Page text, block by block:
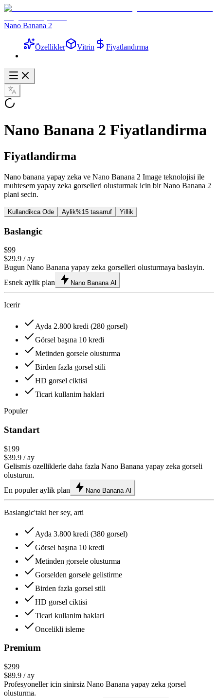
Nano Banana 2
Özellikler Vitrin Fiyatlandırma
Nano Banana 2 Fiyatlandirma
Fiyatlandirma
Nano banana yapay zeka ve Nano Banana 2 Image teknolojisi ile
muhtesem yapay zeka gorselleri olusturmak icin bir Nano Banana 2
plani secin.
Kullandikca Ode Aylik%15 tasarruf Yillik
Baslangic
$99
$29.9 / ay
Bugun Nano Banana yapay zeka gorselleri olusturmaya baslayin.
Esnek aylik plan
Nano Banana Al
Icerir
Ayda 2.800 kredi (280 gorsel)
Görsel başına 10 kredi
Metinden gorsele olusturma
Birden fazla gorsel stili
HD gorsel ciktisi
Ticari kullanim haklari
Populer
Standart
$199
$39.9 / ay
Gelismis ozelliklerle daha fazla Nano Banana yapay zeka gorseli
olusturun.
En populer aylik plan
Nano Banana Al
Baslangic'taki her sey, arti
Ayda 3.800 kredi (380 gorsel)
Görsel başına 10 kredi
Metinden gorsele olusturma
Gorselden gorsele gelistirme
Birden fazla gorsel stili
HD gorsel ciktisi
Ticari kullanim haklari
Oncelikli isleme
Premium
$299
$89.9 / ay
Profesyoneller icin sinirsiz Nano Banana yapay zeka gorsel
olusturma.